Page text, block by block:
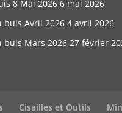
8 Mai 2026 6 mai 2026
buis Avril 2026 4 avril 2026
buis Mars 2026 27 février
Cisailles et Outils